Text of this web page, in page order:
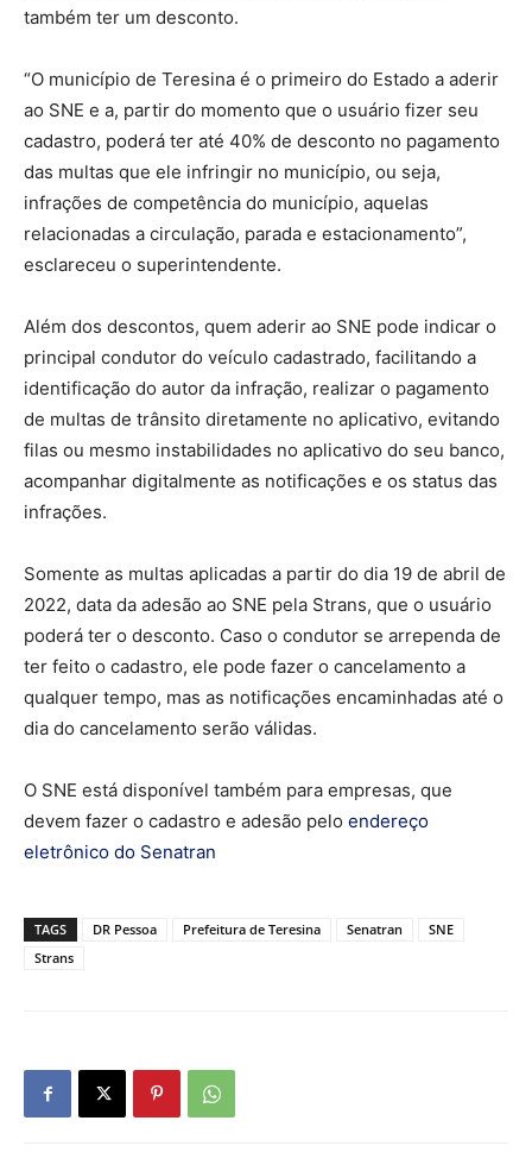
também ter um desconto.
“O município de Teresina é o primeiro do Estado a aderir
ao SNE e a, partir do momento que o usuário fizer seu
cadastro, poderá ter até 40% de desconto no pagamento
das multas que ele infringir no município, ou seja,
infrações de competência do município, aquelas
relacionadas a circulação, parada e estacionamento”,
esclareceu o superintendente.
Além dos descontos, quem aderir ao SNE pode indicar o
principal condutor do veículo cadastrado, facilitando a
identificação do autor da infração, realizar o pagamento
de multas de trânsito diretamente no aplicativo, evitando
filas ou mesmo instabilidades no aplicativo do seu banco,
acompanhar digitalmente as notificações e os status das
infrações.
Somente as multas aplicadas a partir do dia 19 de abril de
2022, data da adesão ao SNE pela Strans, que o usuário
poderá ter o desconto. Caso o condutor se arrependa de
ter feito o cadastro, ele pode fazer o cancelamento a
qualquer tempo, mas as notificações encaminhadas até o
dia do cancelamento serão válidas.
O SNE está disponível também para empresas, que
devem fazer o cadastro e adesão pelo endereço
eletrônico do Senatran
TAGS DR Pessoa Prefeitura de Teresina Senatran
SNE
Strans